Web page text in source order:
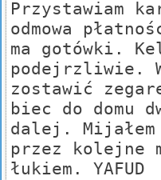
Przystawiam
odmowa
ma gotówki.
podejrzliwie.
zostawić
biec do domu
dalej.
przez kolejne
łukiem. YAFUD